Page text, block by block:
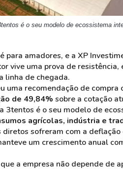
é o seu modelo de ecossistema
para amadores, e a XP
vive uma prova de resistência,
linha de chegada.
uma recomendação de
de 49,84% sobre a cotação
3tentos é o seu modelo de
agrícolas, indústria e
diretos sofreram com a
um crescimento anual
a empresa não depende de